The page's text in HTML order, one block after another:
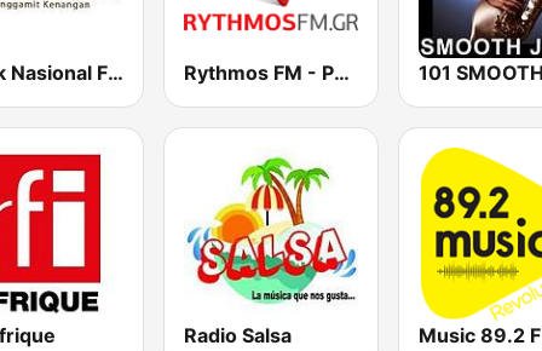
Klasik Nasional FM Rythmos FM - Ρυθμος 94.9
Radio Salsa Music 89.2